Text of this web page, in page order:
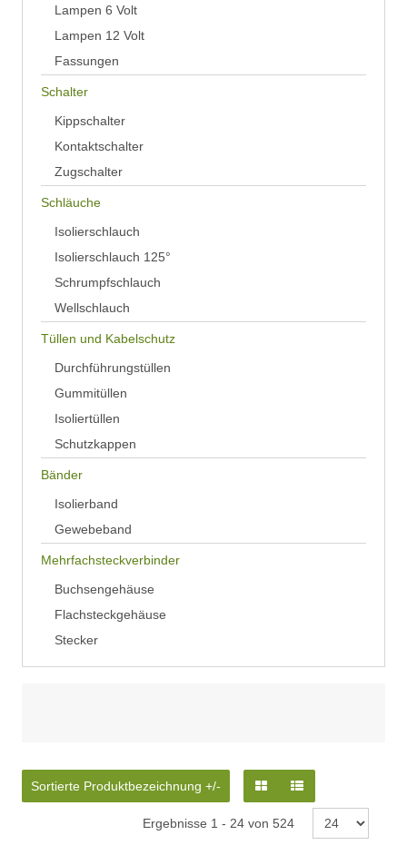
Lampen 6 Volt
Lampen 12 Volt
Fassungen
Schalter
Kippschalter
Kontaktschalter
Zugschalter
Schläuche
Isolierschlauch
Isolierschlauch 125°
Schrumpfschlauch
Wellschlauch
Tüllen und Kabelschutz
Durchführungstüllen
Gummitüllen
Isoliertüllen
Schutzkappen
Bänder
Isolierband
Gewebeband
Mehrfachsteckverbinder
Buchsengehäuse
Flachsteckgehäuse
Stecker
Sortierte Produktbezeichnung +/-
Ergebnisse 1 - 24 von 524